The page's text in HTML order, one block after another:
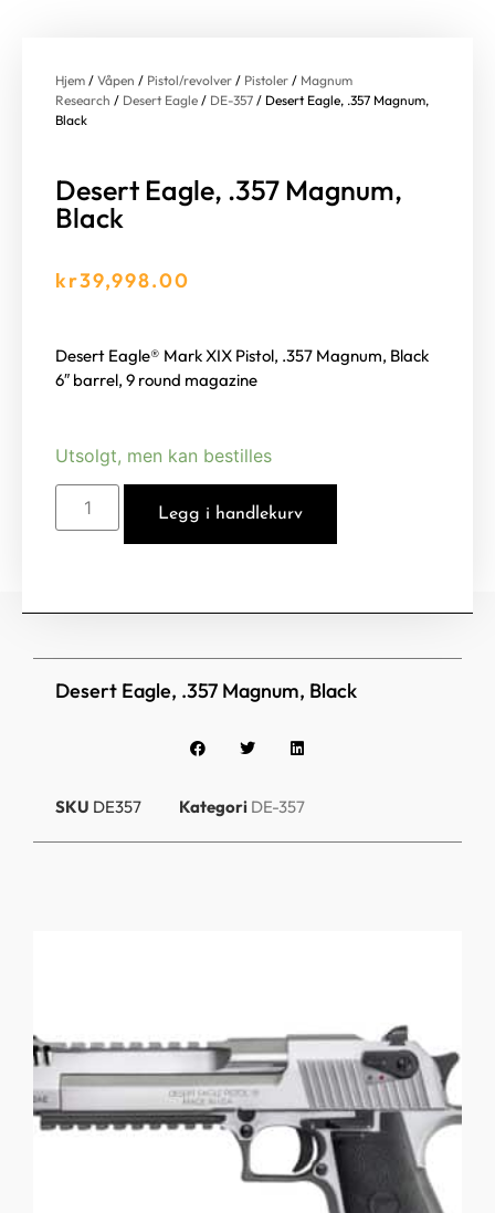
Hjem / Våpen / Pistol/revolver / Pistoler / Magnum
Research / Desert Eagle / DE-357 / Desert Eagle, .357 Magnum,
Black
Desert Eagle, .357 Magnum,
Black
kr39,998.00
Desert Eagle® Mark XIX Pistol, .357 Magnum, Black
6″ barrel, 9 round magazine
Utsolgt, men kan bestilles
Legg i handlekurv
Desert Eagle, .357 Magnum, Black
SKU DE357 Kategori DE-357